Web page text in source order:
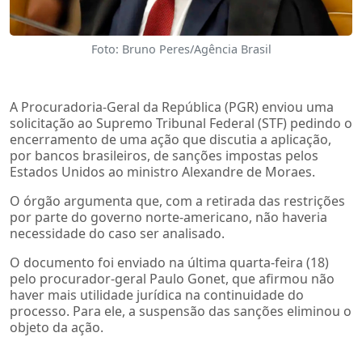
Foto: Bruno Peres/Agência Brasil
A Procuradoria-Geral da República (PGR) enviou uma
solicitação ao Supremo Tribunal Federal (STF) pedindo o
encerramento de uma ação que discutia a aplicação,
por bancos brasileiros, de sanções impostas pelos
Estados Unidos ao ministro Alexandre de Moraes.
O órgão argumenta que, com a retirada das restrições
por parte do governo norte-americano, não haveria
necessidade do caso ser analisado.
O documento foi enviado na última quarta-feira (18)
pelo procurador-geral Paulo Gonet, que afirmou não
haver mais utilidade jurídica na continuidade do
processo. Para ele, a suspensão das sanções eliminou o
objeto da ação.